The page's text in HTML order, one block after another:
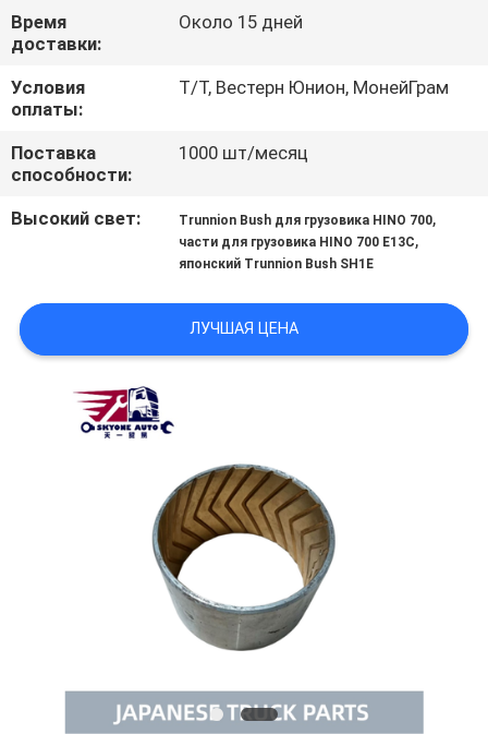
СПРОСИТЕ
ЦИТАТУ
КАРТА
САЙТА
PRIVACY
Время
доставки:
Около 15 дней
Условия
оплаты:
Т/Т, Вестерн Юнион, МонейГрам
Поставка
способности:
1000 шт/месяц
Высокий свет: Trunnion Bush для грузовика HINO 700,
части для грузовика HINO 700 E13C,
японский Trunnion Bush SH1E
ЛУЧШАЯ ЦЕНА